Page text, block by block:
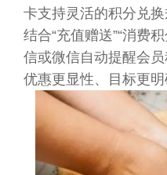
卡支持灵活的积分兑
结合“充值赠送”“消费
信或微信自动提醒会
优惠更显性、目标更明